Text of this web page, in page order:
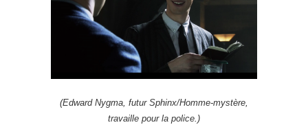
(Edward Nygma, futur Sphinx/Homme-mystère,
travaille pour la police.)